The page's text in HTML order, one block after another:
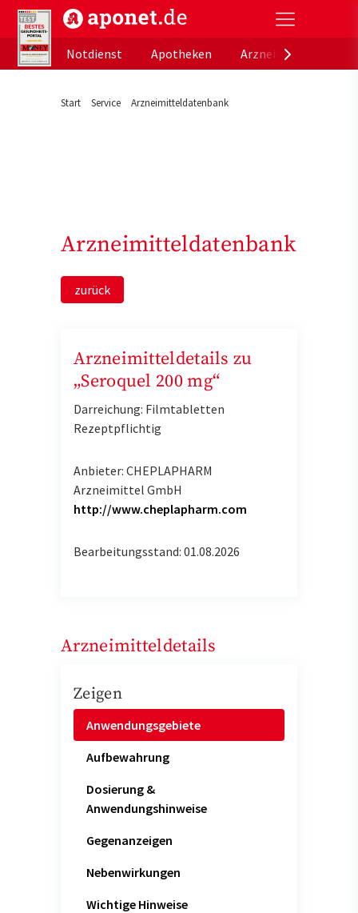
aponet.de - Das offizielle Gesundheitsportal der
Notdienst
Apotheken
Start Service Arzneimitteldatenbank
Arzneimitteldatenbank
zurück
Arzneimitteldetails zu
„Seroquel 200 mg“
Darreichung: Filmtabletten
Rezeptpflichtig
Anbieter: CHEPLAPHARM
Arzneimittel GmbH
http://www.cheplapharm.com
Bearbeitungsstand: 01.08.2026
Arzneimitteldetails
Zeigen
Anwendungsgebiete
Aufbewahrung
Dosierung &
Anwendungshinweise
Gegenanzeigen
Nebenwirkungen
Wichtige Hinweise